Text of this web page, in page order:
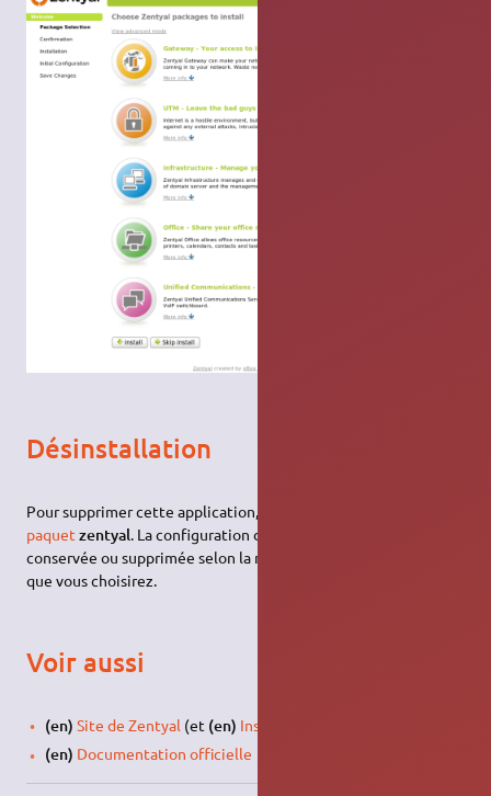
Désinstallation
Pour supprimer cette application, il suffit de
paquet zentyal. La configuration de l'application sera
conservée ou supprimée selon la méthode de désinstallation
que vous choisirez.
Voir aussi
(en) Site de Zentyal (et (en) Installation de Zentyal
(en) Documentation officielle